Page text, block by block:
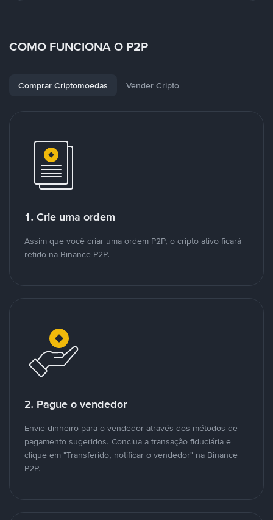
COMO FUNCIONA O P2P
Comprar Criptomoedas Vender Cripto
1. Crie uma ordem
Assim que você criar uma ordem P2P, o cripto ativo ficará
retido na Binance P2P.
2. Pague o vendedor
Envie dinheiro para o vendedor através dos métodos de
pagamento sugeridos. Conclua a transação fiduciária e
clique em "Transferido, notificar o vendedor" na Binance
P2P.